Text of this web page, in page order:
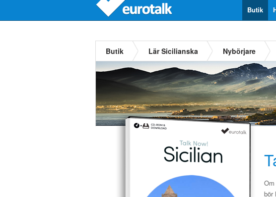
Butik
Butik Lär Sicilianska Nybörjare
bör